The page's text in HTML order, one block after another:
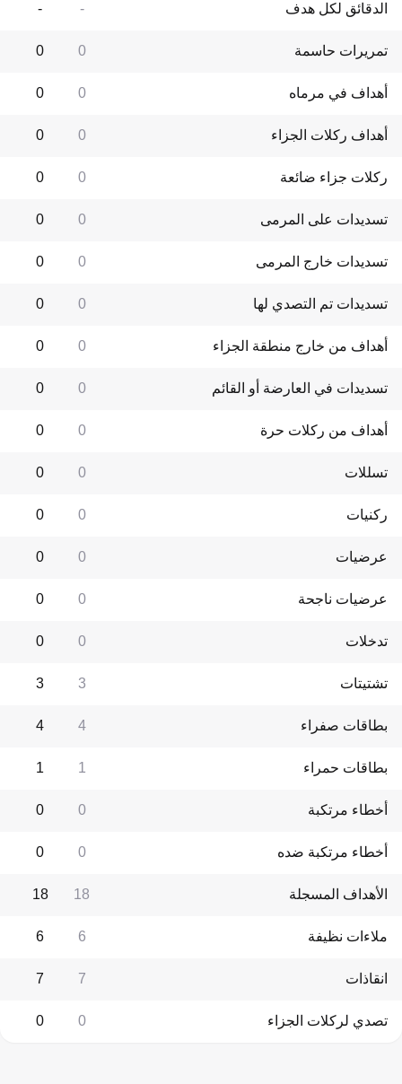
الدقائق لكل هدف -
-
تمريرات حاسمة 0
0
أهداف في مرماه 0
0
أهداف ركلات الجزاء 0
0
ركلات جزاء ضائعة 0
0
تسديدات على المرمى 0
0
تسديدات خارج المرمى 0
0
تسديدات تم التصدي لها 0
0
أهداف من خارج منطقة الجزاء 0
0
تسديدات في العارضة أو القائم 0
0
أهداف من ركلات حرة 0
0
تسللات 0
0
ركنيات 0
0
عرضيات 0
0
عرضيات ناجحة 0
0
تدخلات 0
0
تشتيتات 3
3
بطاقات صفراء 4
4
بطاقات حمراء 1
1
أخطاء مرتكبة 0
0
أخطاء مرتكبة ضده 0
0
الأهداف المسجلة 18
18
ملاءات نظيفة 6
6
انقاذات 7
7
تصدي لركلات الجزاء 0
0